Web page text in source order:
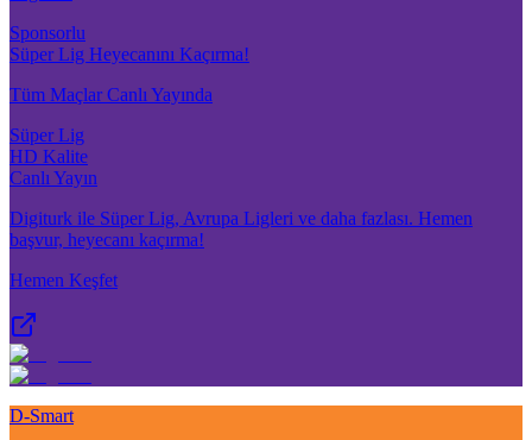
Sponsorlu
Süper Lig Heyecanını Kaçırma!
Tüm Maçlar Canlı Yayında
Süper Lig
HD Kalite
Canlı Yayın
Digiturk ile Süper Lig, Avrupa Ligleri ve daha fazlası. Hemen
başvur, heyecanı kaçırma!
Hemen Keşfet
D-Smart